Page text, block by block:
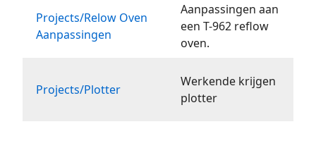
Projects/Relow Oven
Aanpassingen
Aanpassingen aan
een T-962 reflow
oven.
Projects/Plotter
Werkende krijgen
plotter